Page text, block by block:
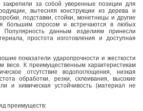
закрепили за собой уверенные позиции для
вытесняя конструкции из дерева и
подставки, стойки, монетницы и другие
большим спросом и встречаются в любых
Популярность данным изделиям принесли
простота изготовления и доступная
показатели ударопрочности и жесткости
весе. К преимущественным характеристикам
отсутствие водопоглощения, низкая
обработки, резки, склеивания, высокие
и химическая устойчивость (материал не
преимуществ: